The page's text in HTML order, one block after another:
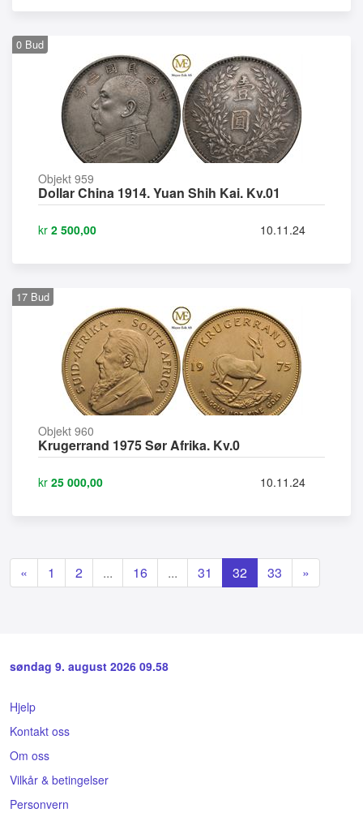
0 Bud
Objekt 959
Dollar China 1914. Yuan Shih Kai. Kv.01
kr 2 500,00 10.11.24
17 Bud
Objekt 960
Krugerrand 1975 Sør Afrika. Kv.0
kr 25 000,00 10.11.24
« 1 2 ... 16 ... 31 32 33 »
søndag 9. august 2026 09.58
Hjelp
Kontakt oss
Om oss
Vilkår & betingelser
Personvern